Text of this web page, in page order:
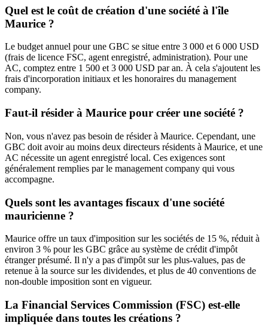
Quel est le coût de création d'une société à l'île
Maurice ?
Le budget annuel pour une GBC se situe entre 3 000 et 6 000 USD
(frais de licence FSC, agent enregistré, administration). Pour une
AC, comptez entre 1 500 et 3 000 USD par an. À cela s'ajoutent les
frais d'incorporation initiaux et les honoraires du management
company.
Faut-il résider à Maurice pour créer une société ?
Non, vous n'avez pas besoin de résider à Maurice. Cependant, une
GBC doit avoir au moins deux directeurs résidents à Maurice, et une
AC nécessite un agent enregistré local. Ces exigences sont
généralement remplies par le management company qui vous
accompagne.
Quels sont les avantages fiscaux d'une société
mauricienne ?
Maurice offre un taux d'imposition sur les sociétés de 15 %, réduit à
environ 3 % pour les GBC grâce au système de crédit d'impôt
étranger présumé. Il n'y a pas d'impôt sur les plus-values, pas de
retenue à la source sur les dividendes, et plus de 40 conventions de
non-double imposition sont en vigueur.
La Financial Services Commission (FSC) est-elle
impliquée dans toutes les créations ?